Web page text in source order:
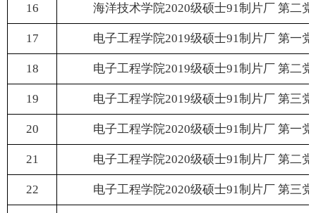
16 海洋技术学院2020级硕士91制片厂 第二
17 电子工程学院2019级硕士91制片厂 第一
18 电子工程学院2019级硕士91制片厂 第二
19 电子工程学院2019级硕士91制片厂 第三
20 电子工程学院2020级硕士91制片厂 第一
21 电子工程学院2020级硕士91制片厂 第二
22 电子工程学院2020级硕士91制片厂 第三